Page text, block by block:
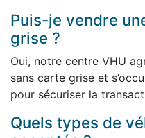
Puis-je vendre
grise ?
Oui, notre centre VHU
sans carte grise et
pour sécuriser la
Quels types de